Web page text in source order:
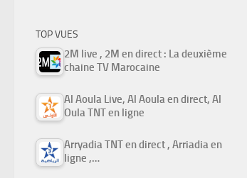
TOP VUES
2M live , 2M en direct : La deuxième
chaine TV Marocaine
Al Aoula Live, Al Aoula en direct, Al
Oula TNT en ligne
Arryadia TNT en direct , Arriadia en
ligne ,…